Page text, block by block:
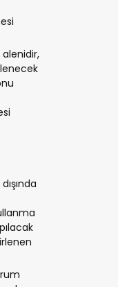
alenidir,